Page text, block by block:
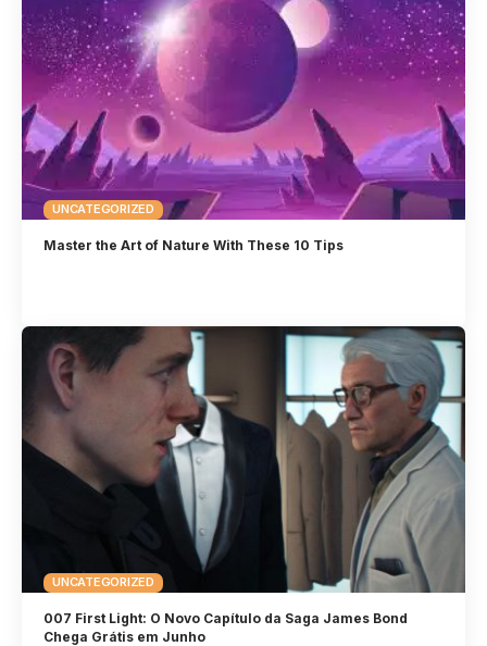
UNCATEGORIZED
Master the Art of Nature With These 10 Tips
UNCATEGORIZED
007 First Light: O Novo Capítulo da Saga James Bond
Chega Grátis em Junho